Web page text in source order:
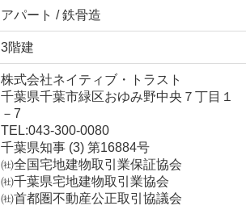
アパート / 鉄骨造
3階建
株式会社ネイティブ・トラスト
千葉県千葉市緑区おゆみ野中央７丁目１
－7
TEL:043-300-0080
千葉県知事 (3) 第16884号
㈳全国宅地建物取引業保証協会
㈳千葉県宅地建物取引業協会
㈳首都圏不動産公正取引協議会